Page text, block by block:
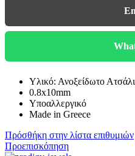
Υλικό: Ανοξείδωτο Ατσάλι
0.8x10mm
Υποαλλεργικό
Made in Greece
Πρόσθήκη στην λίστα επιθυμιών
Προεπισκόπηση